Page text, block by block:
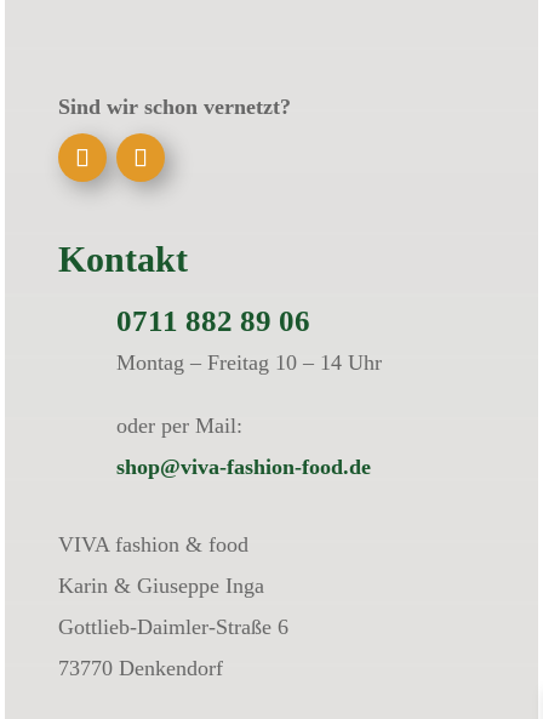
Sind wir schon vernetzt?
Kontakt
0711 882 89 06
Montag – Freitag 10 – 14 Uhr
oder per Mail:
shop@viva-fashion-food.de
VIVA fashion & food
Karin & Giuseppe Inga
Gottlieb-Daimler-Straße 6
73770 Denkendorf